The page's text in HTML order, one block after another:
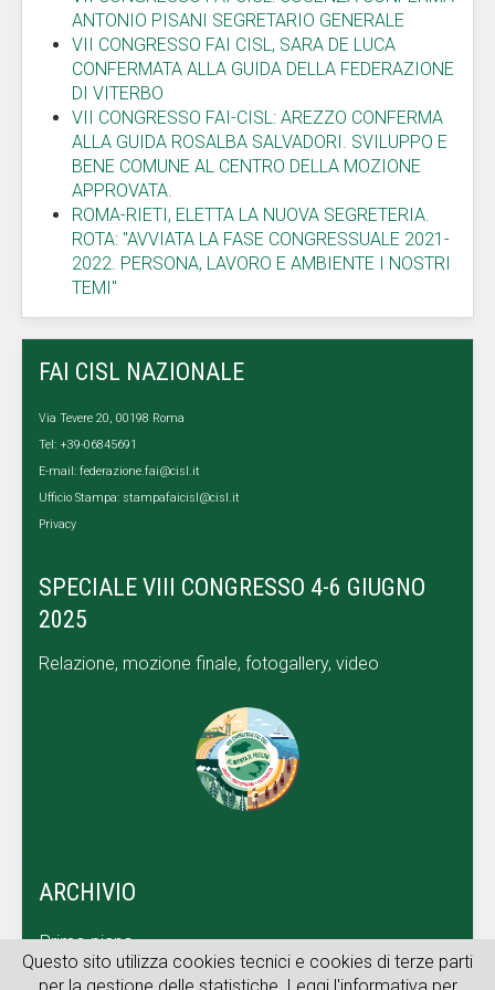
ANTONIO PISANI SEGRETARIO GENERALE
VII CONGRESSO FAI CISL, SARA DE LUCA
CONFERMATA ALLA GUIDA DELLA FEDERAZIONE
DI VITERBO
VII CONGRESSO FAI-CISL: AREZZO CONFERMA
ALLA GUIDA ROSALBA SALVADORI. SVILUPPO E
BENE COMUNE AL CENTRO DELLA MOZIONE
APPROVATA.
ROMA-RIETI, ELETTA LA NUOVA SEGRETERIA.
ROTA: "AVVIATA LA FASE CONGRESSUALE 2021-
2022. PERSONA, LAVORO E AMBIENTE I NOSTRI
TEMI"
FAI CISL NAZIONALE
Via Tevere 20, 00198 Roma
Tel: +39-06845691
E-mail: federazione.fai@cisl.it
Ufficio Stampa: stampafaicisl@cisl.it
Privacy
SPECIALE VIII CONGRESSO 4-6 GIUGNO
2025
Relazione, mozione finale, fotogallery, video
ARCHIVIO
Primo piano
Dal territorio
Questo sito utilizza cookies tecnici e cookies di terze parti